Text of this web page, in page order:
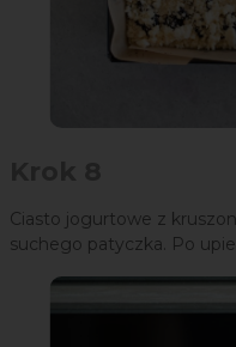
Ciasto jogurtowe z
suchego patyczka. Po